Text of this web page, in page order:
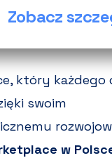
który każdego
swoim
w
Zobacz